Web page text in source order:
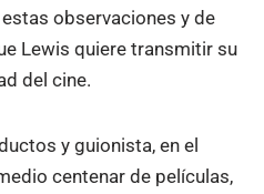
observaciones y de
Lewis quiere transmitir su
del cine.
y guionista, en el
centenar de películas,